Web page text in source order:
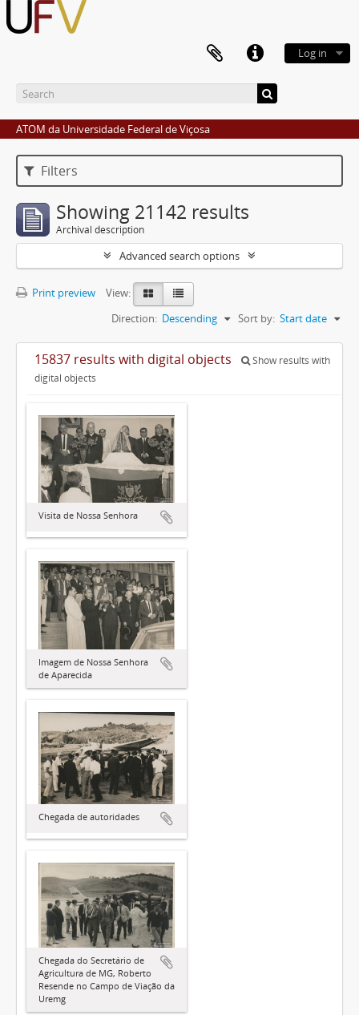
Log in
ATOM da Universidade Federal de Viçosa
Filters
Showing 21142 results
Archival description
Advanced search options
Print preview
View:
Sort by: Start date
Direction: Descending
15837 results with digital objects
Show results with
digital objects
Visita de Nossa Senhora
Imagem de Nossa Senhora
de Aparecida
Chegada de autoridades
Chegada do Secretário de
Agricultura de MG, Roberto
Resende no Campo de Viação da
Uremg